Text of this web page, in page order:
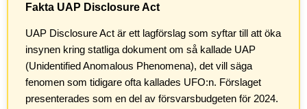
Fakta UAP Disclosure Act
UAP Disclosure Act är ett lagförslag som syftar till att öka
insynen kring statliga dokument om så kallade UAP
(Unidentified Anomalous Phenomena), det vill säga
fenomen som tidigare ofta kallades UFO:n. Förslaget
presenterades som en del av försvarsbudgeten för 2024.